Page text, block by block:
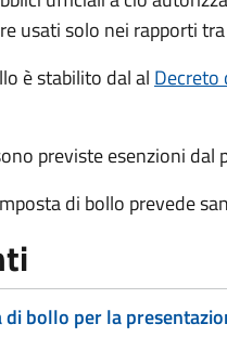
usati solo nei rapporti
è stabilito dal al Decreto
previste esenzioni dal
di bollo prevede
bollo per la